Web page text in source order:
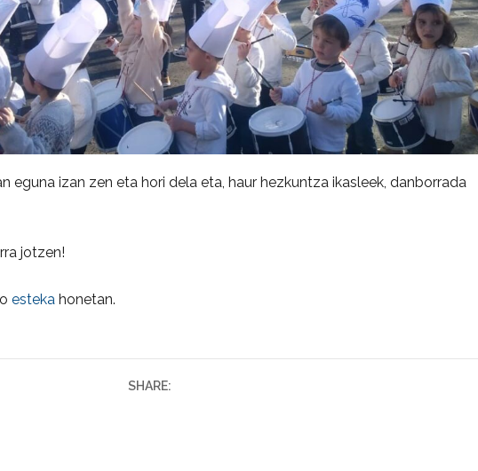
eguna izan zen eta hori dela eta, haur hezkuntza ikasleek, danborrada
jotzen!
esteka honetan.
SHARE: